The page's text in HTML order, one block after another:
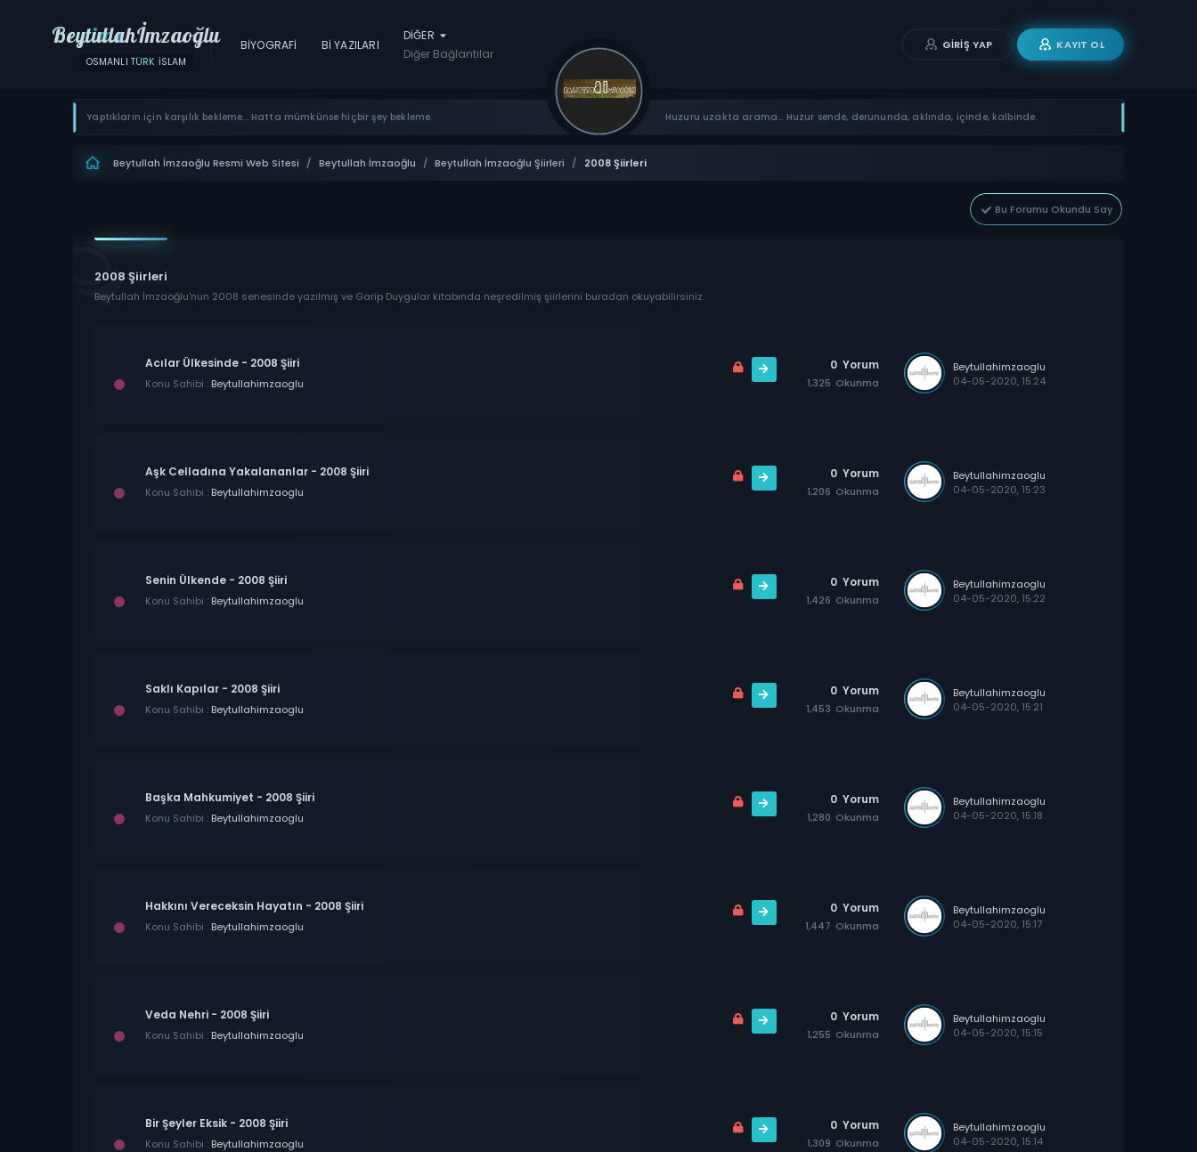
Beytullahİmzaoğlu
OSMANLI TÜRK İSLAM
BIYOGRAFI Bİ YAZILARI
DIĞER
Diğer Bağlantılar
GIRIŞ YAP KAYIT OL
Yaptıkların için karşılık bekleme... Hatta mümkünse hiçbir şey bekleme. Huzuru uzakta arama... Huzur sende, derununda, aklında, içinde, kalbinde.
Beytullah İmzaoğlu Resmi Web Sitesi / Beytullah İmzaoğlu / Beytullah İmzaoğlu Şiirleri / 2008 Şiirleri
Bu Forumu Okundu Say
2008 Şiirleri
Beytullah İmzaoğlu'nun 2008 senesinde yazılmış ve Garip Duygular kitabında neşredilmiş şiirlerini buradan okuyabilirsiniz.
Acılar Ülkesinde - 2008 Şiiri
Konu Sahibi : Beytullahimzaoglu
0 Yorum
1,325 Okunma
Beytullahimzaoglu
04-05-2020, 15:24
Aşk Celladına Yakalananlar - 2008 Şiiri
Konu Sahibi : Beytullahimzaoglu
0 Yorum
1,206 Okunma
Beytullahimzaoglu
04-05-2020, 15:23
Senin Ülkende - 2008 Şiiri
Konu Sahibi : Beytullahimzaoglu
0 Yorum
1,426 Okunma
Beytullahimzaoglu
04-05-2020, 15:22
Saklı Kapılar - 2008 Şiiri
Konu Sahibi : Beytullahimzaoglu
0 Yorum
1,453 Okunma
Beytullahimzaoglu
04-05-2020, 15:21
Başka Mahkumiyet - 2008 Şiiri
Konu Sahibi : Beytullahimzaoglu
0 Yorum
1,280 Okunma
Beytullahimzaoglu
04-05-2020, 15:18
Hakkını Vereceksin Hayatın - 2008 Şiiri
Konu Sahibi : Beytullahimzaoglu
0 Yorum
1,447 Okunma
Beytullahimzaoglu
04-05-2020, 15:17
Veda Nehri - 2008 Şiiri
Konu Sahibi : Beytullahimzaoglu
0 Yorum
1,255 Okunma
Beytullahimzaoglu
04-05-2020, 15:15
Bir Şeyler Eksik - 2008 Şiiri
Konu Sahibi : Beytullahimzaoglu
0 Yorum
1,309 Okunma
Beytullahimzaoglu
04-05-2020, 15:14